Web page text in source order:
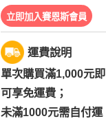
立即加入賽恩斯會員
運費說明
單次購買滿1,000元即
可享免運費；
未滿1000元需自付運